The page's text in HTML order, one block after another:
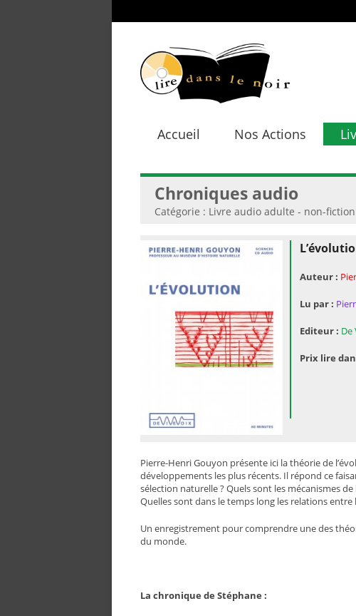
Accueil Nos Actions
Chroniques audio
Catégorie : Livre audio adulte - non-fiction
Auteur :
Lu par :
Editeur : De
Prix lire
Pierre-Henri Gouyon présente ici la théorie de
développements les plus récents. Il répond ce
sélection naturelle ? Quels sont les mécanismes
Quelles sont dans le temps long les relations entre
Un enregistrement pour comprendre une des
du monde.
La chronique de Stéphane :